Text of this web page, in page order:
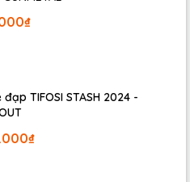
rất nhiều loại Can giày thể
cho bộ môn đạp xe như
TIEBAO,...
được gắn dưới đế giày giúp
đạp TIFOSI STASH 2024 -